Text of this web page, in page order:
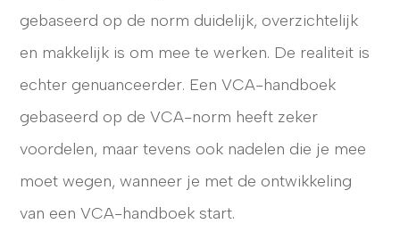
gebaseerd op de norm duidelijk, overzichtelijk
en makkelijk is om mee te werken. De realiteit is
echter genuanceerder. Een VCA-handboek
gebaseerd op de VCA-norm heeft zeker
voordelen, maar tevens ook nadelen die je mee
moet wegen, wanneer je met de ontwikkeling
van een VCA-handboek start.